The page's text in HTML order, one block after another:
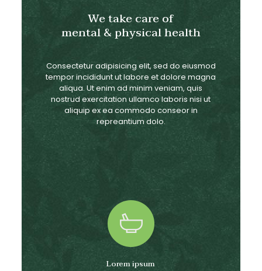
We take care of
mental & physical health
Consectetur adipisicing elit, sed do eiusmod
tempor incididunt ut labore et dolore magna
aliqua. Ut enim ad minim veniam, quis
nostrud exercitation ullamco laboris nisi ut
aliquip ex ea commodo conseor in
repreantium dolo.
Lorem ipsum